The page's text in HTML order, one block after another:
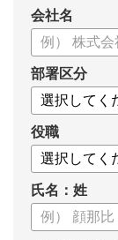
こちらの資料では
・1on1とは何か？
・1on1の基本的
・ 1on1 の基本
についてまとめ
会社名
部署区分
役職
氏名：姓